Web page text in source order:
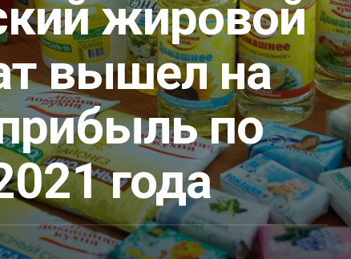
жировой
вышел на
по
года